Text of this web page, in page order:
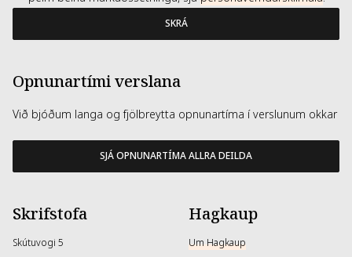
SKRÁ
Opnunartími verslana
Við bjóðum langa og fjölbreytta opnunartíma í verslunum okkar
SJÁ OPNUNARTÍMA ALLRA DEILDA
Skrifstofa
Skútuvogi 5
Hagkaup
Um Hagkaup